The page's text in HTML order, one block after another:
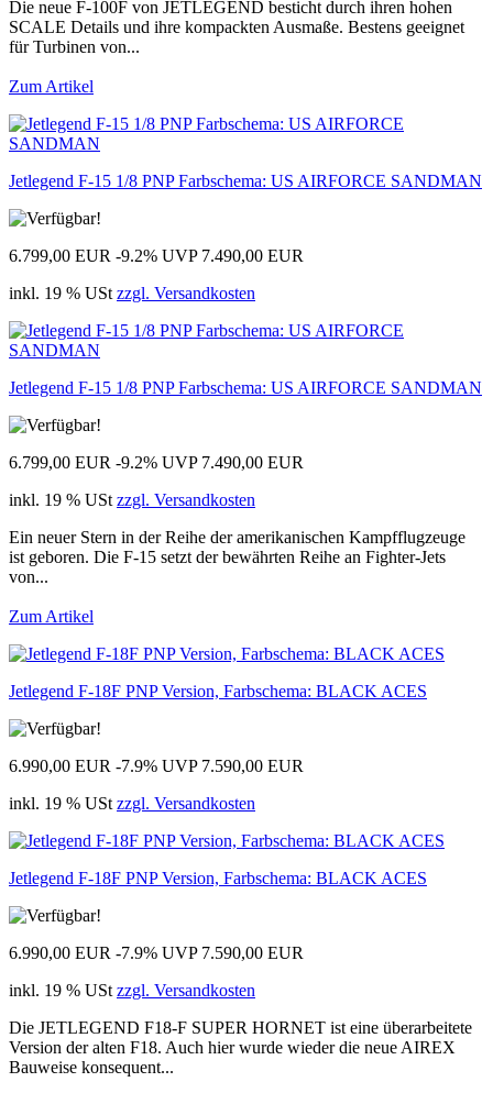
Die neue F-100F von JETLEGEND besticht durch ihren hohen
SCALE Details und ihre kompackten Ausmaße. Bestens geeignet
für Turbinen von...
Zum Artikel
Jetlegend F-15 1/8 PNP Farbschema: US AIRFORCE SANDMAN
6.799,00 EUR -9.2% UVP 7.490,00 EUR
inkl. 19 % USt zzgl. Versandkosten
Jetlegend F-15 1/8 PNP Farbschema: US AIRFORCE SANDMAN
6.799,00 EUR -9.2% UVP 7.490,00 EUR
inkl. 19 % USt zzgl. Versandkosten
Ein neuer Stern in der Reihe der amerikanischen Kampfflugzeuge
ist geboren. Die F-15 setzt der bewährten Reihe an Fighter-Jets
von...
Zum Artikel
Jetlegend F-18F PNP Version, Farbschema: BLACK ACES
6.990,00 EUR -7.9% UVP 7.590,00 EUR
inkl. 19 % USt zzgl. Versandkosten
Jetlegend F-18F PNP Version, Farbschema: BLACK ACES
6.990,00 EUR -7.9% UVP 7.590,00 EUR
inkl. 19 % USt zzgl. Versandkosten
Die JETLEGEND F18-F SUPER HORNET ist eine überarbeitete
Version der alten F18. Auch hier wurde wieder die neue AIREX
Bauweise konsequent...